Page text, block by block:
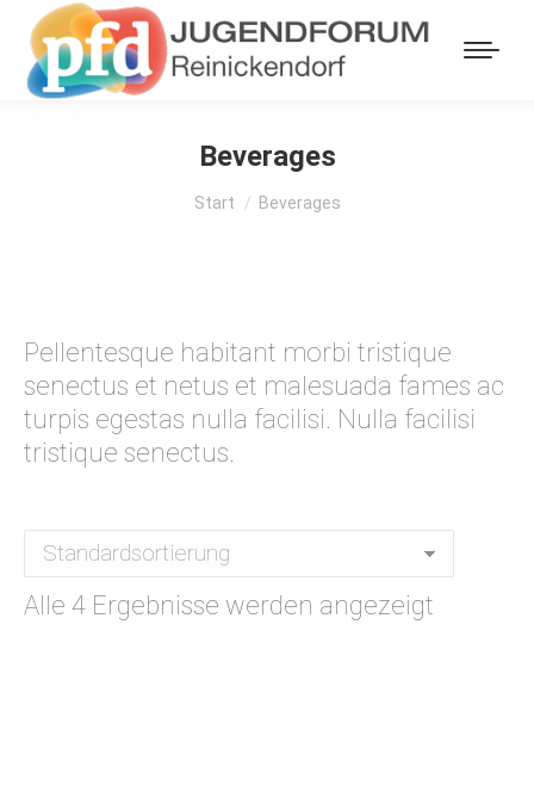
Beverages
Sie befinden sich hier:
Start Beverages
Pellentesque habitant morbi tristique
senectus et netus et malesuada fames ac
turpis egestas nulla facilisi. Nulla facilisi
tristique senectus.
Alle 4 Ergebnisse werden angezeigt